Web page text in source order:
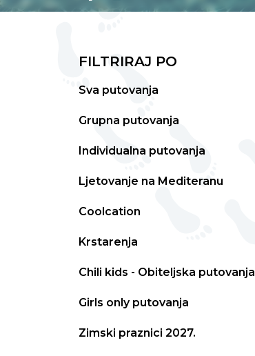
FILTRIRAJ PO
Sva putovanja
Grupna putovanja
Individualna putovanja
Ljetovanje na Mediteranu
Coolcation
Krstarenja
Chili kids - Obiteljska putovanja
Girls only putovanja
Zimski praznici 2027.